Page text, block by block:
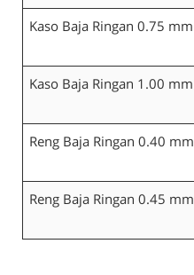
Kaso Baja Ringan 0.75 mm
Kaso Baja Ringan 1.00 mm
Reng Baja Ringan 0.40 mm
Reng Baja Ringan 0.45 mm